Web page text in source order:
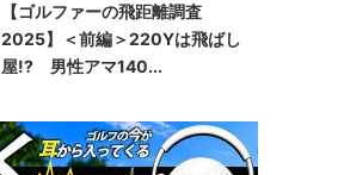
【ゴルファーの飛距離調査
2025】＜前編＞220Yは飛ばし
屋!? 男性アマ140...